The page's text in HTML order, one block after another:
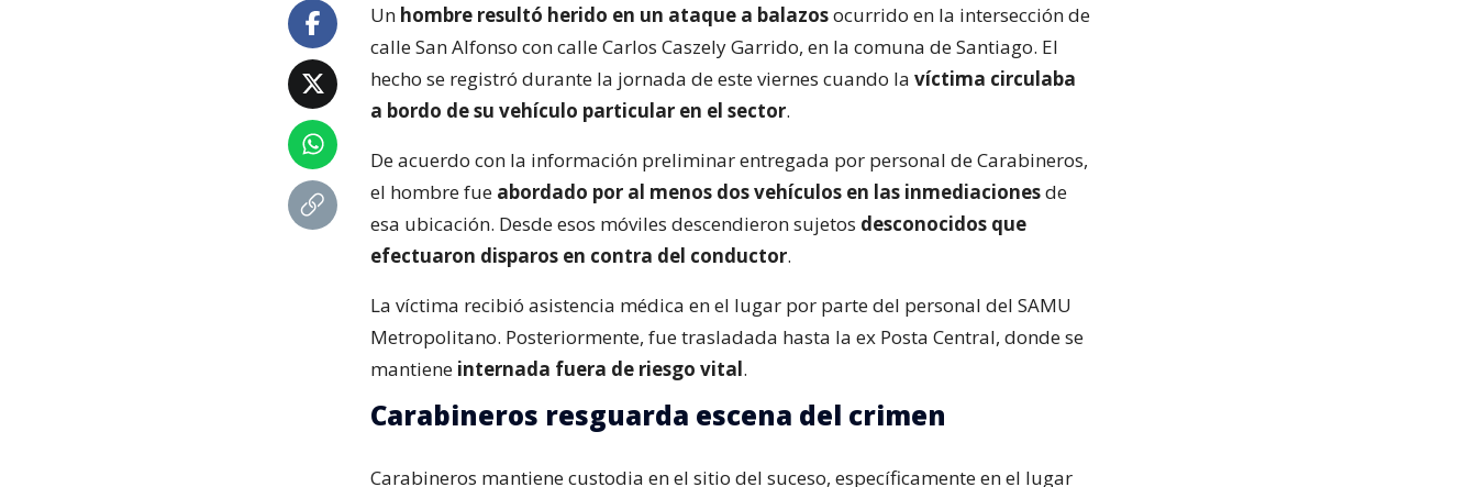
Un hombre resultó herido en un ataque a balazosocurrido en la intersección de
calle San Alfonso con calle Carlos Caszely Garrido, en la comuna de Santiago. El
hecho se registró durante la jornada de este viernes cuando la víctima circulaba
a bordo de su vehículo particular en el sector.
De acuerdo con la información preliminar entregada por personal de Carabineros,
el hombre fue abordado por al menos dos vehículos en las inmediacionesde
esa ubicación. Desde esos móviles descendieron sujetos desconocidos que
efectuaron disparos en contra del conductor.
La víctima recibió asistencia médica en el lugar por parte del personal del SAMU
Metropolitano. Posteriormente, fue trasladada hasta la ex Posta Central, donde se
mantiene internada fuera de riesgo vital.
Carabineros resguarda escena del crimen
Carabineros mantiene custodia en el sitio del suceso, específicamente en el lugar